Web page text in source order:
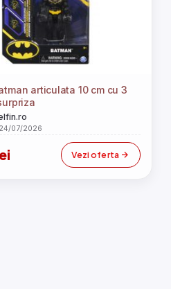
articulata 10 cm cu 3
07/2026
Vezi oferta